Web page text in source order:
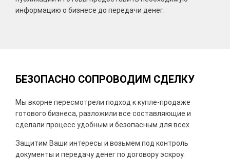
БЕЗОПАСНО СОПРОВОДИМ СДЕЛКУ
Мы вкорне пересмотрели подход к купле-продаже
готового бизнеса, разложили все составляющие и
сделали процесс удобным и безопасным для всех.
Защитим Ваши интересы и возьмем под контроль
документы и передачу денег по договору эскроу.
информацию о бизнесе до передачи денег.